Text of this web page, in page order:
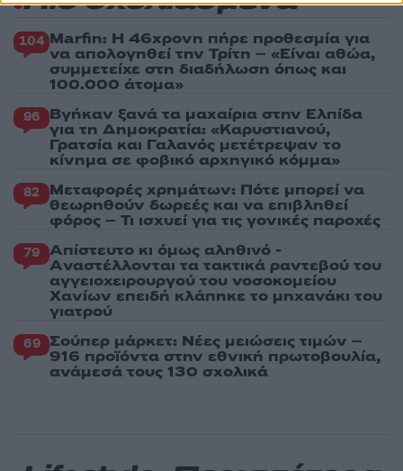
104 Marfin: Η 46χρονη πήρε προθεσμία για
να απολογηθεί την Τρίτη – «Είναι αθώα,
συμμετείχε στη διαδήλωση όπως και
100.000 άτομα»
96 Βγήκαν ξανά τα μαχαίρια στην Ελπίδα
για τη Δημοκρατία: «Καρυστιανού,
Γρατσία και Γαλανός μετέτρεψαν το
κίνημα σε φοβικό αρχηγικό κόμμα»
82 Μεταφορές χρημάτων: Πότε μπορεί να
θεωρηθούν δωρεές και να επιβληθεί
φόρος – Τι ισχυεί για τις γονικές παροχές
79 Απίστευτο κι όμως αληθινό -
Aναστέλλονται τα τακτικά ραντεβού του
αγγειοχειρουργού του νοσοκομείου
Χανίων επειδή κλάπηκε το μηχανάκι του
γιατρού
69 Σούπερ μάρκετ: Νέες μειώσεις τιμών –
916 προϊόντα στην εθνική πρωτοβουλία,
ανάμεσά τους 130 σχολικά